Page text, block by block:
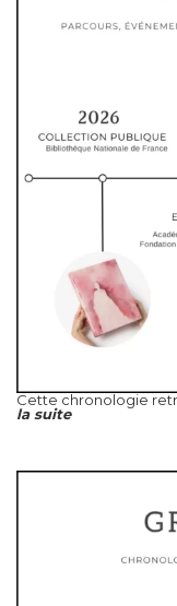
Cette chronologie
la suite